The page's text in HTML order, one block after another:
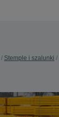
Stemple i szalunki